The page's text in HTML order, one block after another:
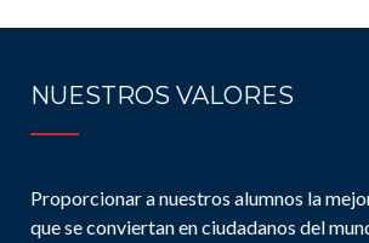
NUESTROS VALORES
Proporcionar a nuestros alumnos la
que se conviertan en ciudadanos del